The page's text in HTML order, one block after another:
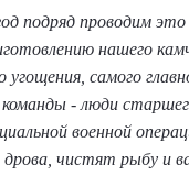
подряд проводим это
нашего
угощения, самого
- люди
военной
чистят рыбу и